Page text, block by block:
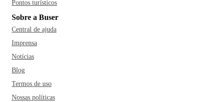
Pontos turísticos
Sobre a Buser
Central de ajuda
Imprensa
Notícias
Blog
Termos de uso
Nossas políticas